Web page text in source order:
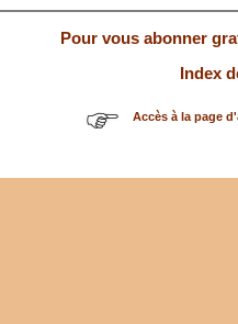
Pour vous abonner
Index
Accès à la page